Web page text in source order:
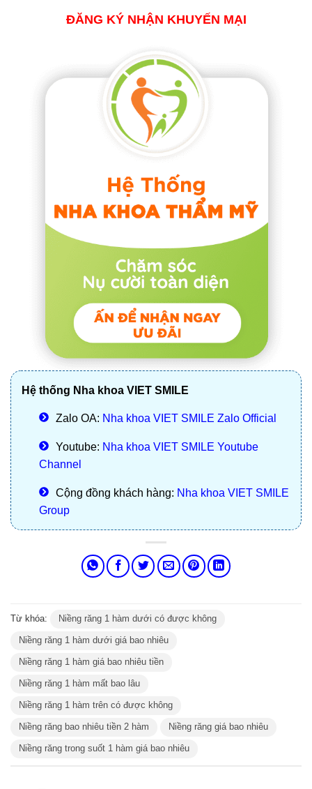
ĐĂNG KÝ NHẬN KHUYẾN MẠI
Hệ thống Nha khoa VIET SMILE
Zalo OA: Nha khoa VIET SMILE Zalo Official
Youtube: Nha khoa VIET SMILE Youtube
Channel
Cộng đồng khách hàng: Nha khoa VIET SMILE
Group
Từ khóa: Niềng răng 1 hàm dưới có được không
Niềng răng 1 hàm dưới giá bao nhiêu
Niềng răng 1 hàm giá bao nhiêu tiền
Niềng răng 1 hàm mất bao lâu
Niềng răng 1 hàm trên có được không
Niềng răng bao nhiêu tiền 2 hàm Niềng răng giá bao nhiêu
Niềng răng trong suốt 1 hàm giá bao nhiêu